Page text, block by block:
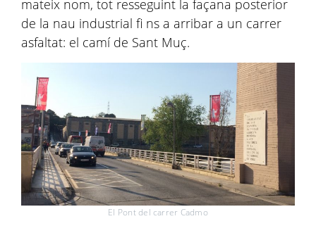
mateix nom, tot resseguint la façana posterior
de la nau industrial fi ns a arribar a un carrer
asfaltat: el camí de Sant Muç.
El Pont del carrer Cadmo